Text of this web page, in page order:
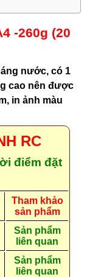
-260g (20
nước, có 1
cao nên được
in ảnh màu
RC
điểm đặt
Tham khảo
sản phẩm
Sản phẩm
liên quan
Sản phẩm
liên quan